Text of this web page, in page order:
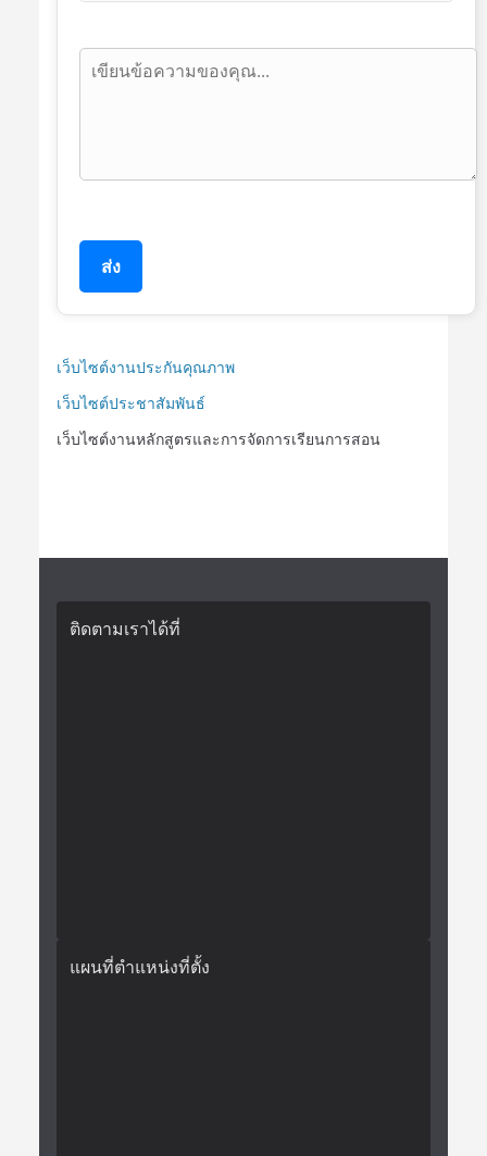
ส่ง
เว็บไซต์งานประกันคุณภาพ
เว็บไซต์ประชาสัมพันธ์
เว็บไซต์งานหลักสูตรและการจัดการเรียนการสอน
ติดตามเราได้ที่
แผนที่ตำแหน่งที่ตั้ง